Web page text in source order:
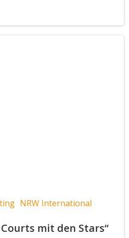
NRW International
mit den Stars“